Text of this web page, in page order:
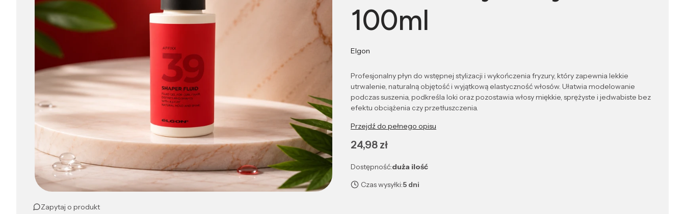
Zapytaj o produkt
100ml
Elgon
Profesjonalny płyn do wstępnej stylizacji i wykończenia fryzury, który zapewnia lekkie
utrwalenie, naturalną objętość i wyjątkową elastyczność włosów. Ułatwia modelowanie
podczas suszenia, podkreśla loki oraz pozostawia włosy miękkie, sprężyste i jedwabiste bez
efektu obciążenia czy przetłuszczenia.
Przejdź do pełnego opisu
Cena
24,98 zł
Dostępność:duża ilość
Czas wysyłki:5 dni